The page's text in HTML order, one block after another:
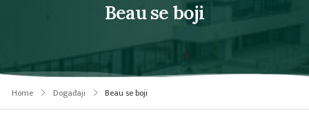
Beau se boji
Home Događaji Beau se boji